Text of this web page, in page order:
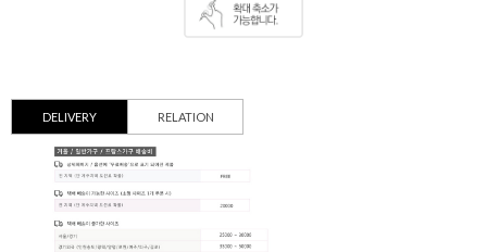
DELIVERY RELATION